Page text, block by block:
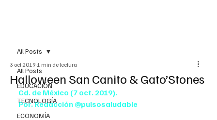
All Posts
EDUCACIÓN
TECNOLOGÍA
ECONOMÍA
All Posts
Halloween San Canito & Gato’Stones
3 oct 2019 1 min de lectura
Cd. de México (7 oct. 2019).
Por. Redacción @pulsosaludable